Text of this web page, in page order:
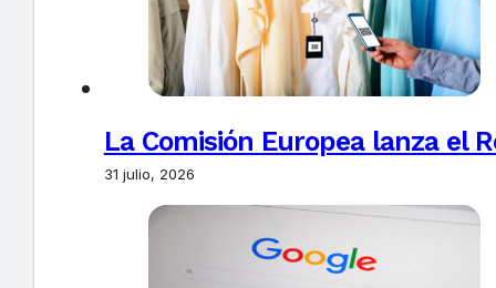
La Comisión Europea lanza el
31 julio, 2026